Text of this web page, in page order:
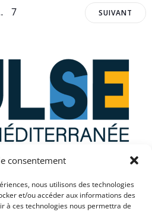
consentement
nous utilisons des technologies
et/ou accéder aux informations des
à ces technologies nous permettra de
Page
7
Posts
SUIVANT
vous ?